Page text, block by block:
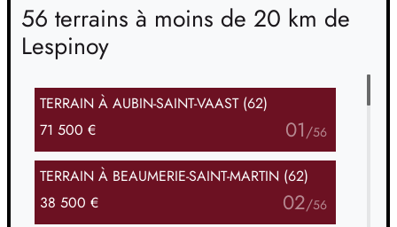
56 terrains à moins de 20 km de
Lespinoy
TERRAIN À AUBIN-SAINT-VAAST (62)
71 500 €
01/56
TERRAIN À BEAUMERIE-SAINT-MARTIN (62)
38 500 €
02/56